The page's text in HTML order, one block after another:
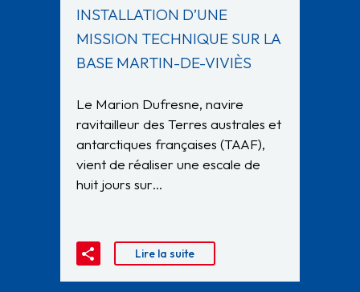
INSTALLATION D’UNE
MISSION TECHNIQUE SUR LA
BASE MARTIN-DE-VIVIÈS
Le Marion Dufresne, navire
ravitailleur des Terres australes et
antarctiques françaises (TAAF),
vient de réaliser une escale de
huit jours sur…
Lire la suite